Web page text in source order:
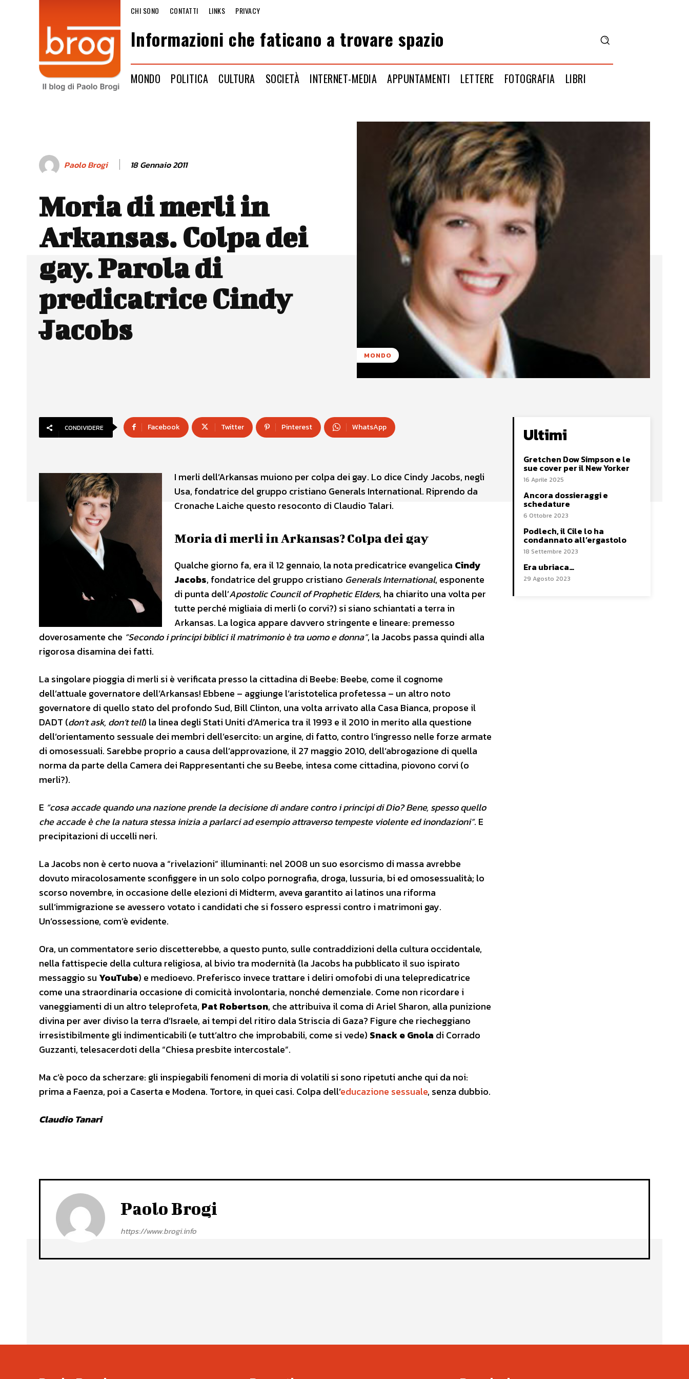
CHI SONO CONTATTI LINKS PRIVACY
Informazioni che faticano a trovare spazio
MONDO POLITICA CULTURA SOCIETÀ INTERNET-MEDIA APPUNTAMENTI LETTERE FOTOGRAFIA LIBRI
Paolo Brogi 18 Gennaio 2011
Moria di merli in
Arkansas. Colpa dei
gay. Parola di
predicatrice Cindy
Jacobs
MONDO
CONDIVIDERE Facebook Twitter Pinterest WhatsApp
I merli dell’Arkansas muiono per colpa dei gay. Lo dice Cindy Jacobs, negli
Usa, fondatrice del gruppo cristiano Generals International. Riprendo da
Cronache Laiche questo resoconto di Claudio Talari.
Moria di merli in Arkansas? Colpa dei gay
Qualche giorno fa, era il 12 gennaio, la nota predicatrice evangelica Cindy
Jacobs, fondatrice del gruppo cristiano Generals International, esponente
di punta dell’Apostolic Council of Prophetic Elders, ha chiarito una volta per
tutte perché migliaia di merli (o corvi?) si siano schiantati a terra in
Arkansas. La logica appare davvero stringente e lineare: premesso
doverosamente che “Secondo i principi biblici il matrimonio è tra uomo e donna”, la Jacobs passa quindi alla
rigorosa disamina dei fatti.
La singolare pioggia di merli si è verificata presso la cittadina di Beebe: Beebe, come il cognome
dell’attuale governatore dell’Arkansas! Ebbene – aggiunge l’aristotelica profetessa – un altro noto
governatore di quello stato del profondo Sud, Bill Clinton, una volta arrivato alla Casa Bianca, propose il
DADT (don’t ask, don’t tell) la linea degli Stati Uniti d’America tra il 1993 e il 2010 in merito alla questione
dell’orientamento sessuale dei membri dell’esercito: un argine, di fatto, contro l’ingresso nelle forze armate
di omosessuali. Sarebbe proprio a causa dell’approvazione, il 27 maggio 2010, dell’abrogazione di quella
norma da parte della Camera dei Rappresentanti che su Beebe, intesa come cittadina, piovono corvi (o
merli?).
E “cosa accade quando una nazione prende la decisione di andare contro i principi di Dio? Bene, spesso quello
che accade è che la natura stessa inizia a parlarci ad esempio attraverso tempeste violente ed inondazioni”. E
precipitazioni di uccelli neri.
La Jacobs non è certo nuova a “rivelazioni” illuminanti: nel 2008 un suo esorcismo di massa avrebbe
dovuto miracolosamente sconfiggere in un solo colpo pornografia, droga, lussuria, bi ed omosessualità; lo
scorso novembre, in occasione delle elezioni di Midterm, aveva garantito ai latinos una riforma
sull’immigrazione se avessero votato i candidati che si fossero espressi contro i matrimoni gay.
Un’ossessione, com’è evidente.
Ora, un commentatore serio discetterebbe, a questo punto, sulle contraddizioni della cultura occidentale,
nella fattispecie della cultura religiosa, al bivio tra modernità (la Jacobs ha pubblicato il suo ispirato
messaggio su YouTube) e medioevo. Preferisco invece trattare i deliri omofobi di una telepredicatrice
come una straordinaria occasione di comicità involontaria, nonché demenziale. Come non ricordare i
vaneggiamenti di un altro teleprofeta, Pat Robertson, che attribuiva il coma di Ariel Sharon, alla punizione
divina per aver diviso la terra d’Israele, ai tempi del ritiro dala Striscia di Gaza? Figure che riecheggiano
irresistibilmente gli indimenticabili (e tutt’altro che improbabili, come si vede) Snack e Gnola di Corrado
Guzzanti, telesacerdoti della “Chiesa presbite intercostale”.
Ma c’è poco da scherzare: gli inspiegabili fenomeni di moria di volatili si sono ripetuti anche qui da noi:
prima a Faenza, poi a Caserta e Modena. Tortore, in quei casi. Colpa dell’educazione sessuale, senza dubbio.
Claudio Tanari
Ultimi
Gretchen Dow Simpson e le
sue cover per il New Yorker
16 Aprile 2025
Ancora dossieraggi e
schedature
6 Ottobre 2023
Podlech, il Cile lo ha
condannato all’ergastolo
18 Settembre 2023
Era ubriaca…
29 Agosto 2023
Paolo Brogi
https://www.brogi.info